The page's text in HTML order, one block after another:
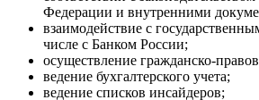
Федерации и внутренними
взаимодействие с
числе с Банком России;
осуществление гражданско-
ведение бухгалтерского учета;
ведение списков инсайдеров;